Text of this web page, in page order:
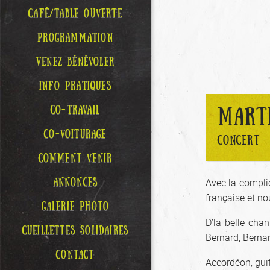
CAFÉ/TABLE OUVERTE
PROGRAMMATION
VENEZ BÉNÉVOLER
INFO PRATIQUES
CO-TRAVAIL
CO-VOITURAGE
COMMENT VENIR
ANNONCES
GALERIE PHOTO
CUEILLETTES SOLIDAIRES
CONTACT
CONCERT
Avec la
française et
D’la belle
Bernard,
Accordéon,